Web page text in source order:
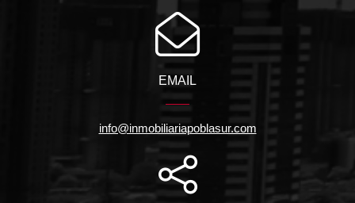
EMAIL
info@inmobiliariapoblasur.com